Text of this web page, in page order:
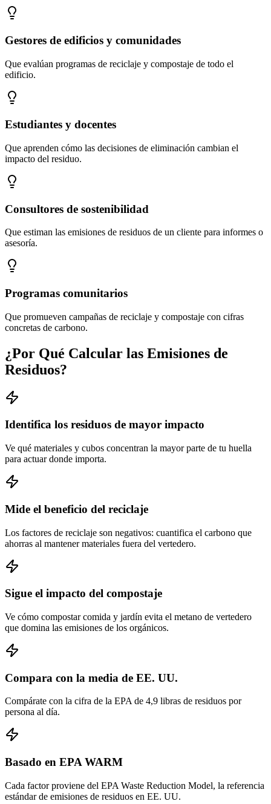
Gestores de edificios y comunidades
Que evalúan programas de reciclaje y compostaje de todo el
edificio.
Estudiantes y docentes
Que aprenden cómo las decisiones de eliminación cambian el
impacto del residuo.
Consultores de sostenibilidad
Que estiman las emisiones de residuos de un cliente para informes o
asesoría.
Programas comunitarios
Que promueven campañas de reciclaje y compostaje con cifras
concretas de carbono.
¿Por Qué Calcular las Emisiones de
Residuos?
Identifica los residuos de mayor impacto
Ve qué materiales y cubos concentran la mayor parte de tu huella
para actuar donde importa.
Mide el beneficio del reciclaje
Los factores de reciclaje son negativos: cuantifica el carbono que
ahorras al mantener materiales fuera del vertedero.
Sigue el impacto del compostaje
Ve cómo compostar comida y jardín evita el metano de vertedero
que domina las emisiones de los orgánicos.
Compara con la media de EE. UU.
Compárate con la cifra de la EPA de 4,9 libras de residuos por
persona al día.
Basado en EPA WARM
Cada factor proviene del EPA Waste Reduction Model, la referencia
estándar de emisiones de residuos en EE. UU.